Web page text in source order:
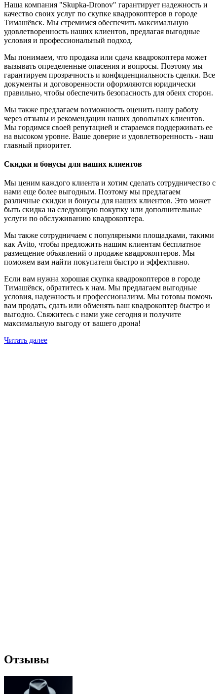
Наша компания "Skupka-Dronov" гарантирует надежность и
качество своих услуг по скупке квадрокоптеров в городе
Тимашёвск. Мы стремимся обеспечить максимальную
удовлетворенность наших клиентов, предлагая выгодные
условия и профессиональный подход.
Мы понимаем, что продажа или сдача квадрокоптера может
вызывать определенные опасения и вопросы. Поэтому мы
гарантируем прозрачность и конфиденциальность сделки. Все
документы и договоренности оформляются юридически
правильно, чтобы обеспечить безопасность для обеих сторон.
Мы также предлагаем возможность оценить нашу работу
через отзывы и рекомендации наших довольных клиентов.
Мы гордимся своей репутацией и стараемся поддерживать ее
на высоком уровне. Ваше доверие и удовлетворенность - наш
главный приоритет.
Скидки и бонусы для наших клиентов
Мы ценим каждого клиента и хотим сделать сотрудничество с
нами еще более выгодным. Поэтому мы предлагаем
различные скидки и бонусы для наших клиентов. Это может
быть скидка на следующую покупку или дополнительные
услуги по обслуживанию квадрокоптера.
Мы также сотрудничаем с популярными площадками, такими
как Avito, чтобы предложить нашим клиентам бесплатное
размещение объявлений о продаже квадрокоптеров. Мы
поможем вам найти покупателя быстро и эффективно.
Если вам нужна хорошая скупка квадрокоптеров в городе
Тимашёвск, обратитесь к нам. Мы предлагаем выгодные
условия, надежность и профессионализм. Мы готовы помочь
вам продать, сдать или обменять ваш квадрокоптер быстро и
выгодно. Свяжитесь с нами уже сегодня и получите
максимальную выгоду от вашего дрона!
Читать далее
Отзывы